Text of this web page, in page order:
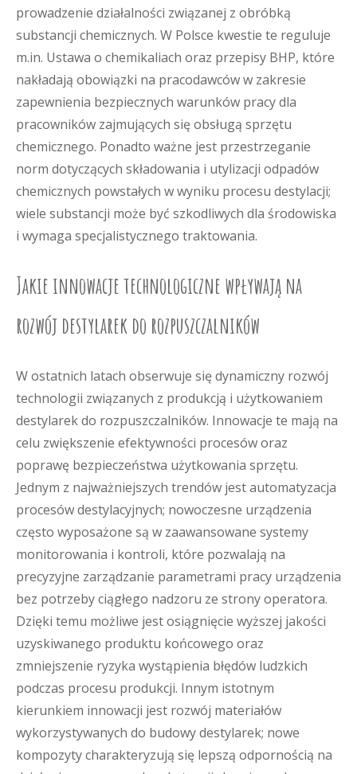
prowadzenie działalności związanej z obróbką
substancji chemicznych. W Polsce kwestie te reguluje
m.in. Ustawa o chemikaliach oraz przepisy BHP, które
nakładają obowiązki na pracodawców w zakresie
zapewnienia bezpiecznych warunków pracy dla
pracowników zajmujących się obsługą sprzętu
chemicznego. Ponadto ważne jest przestrzeganie
norm dotyczących składowania i utylizacji odpadów
chemicznych powstałych w wyniku procesu destylacji;
wiele substancji może być szkodliwych dla środowiska
i wymaga specjalistycznego traktowania.
Jakie innowacje technologiczne wpływają na
rozwój destylarek do rozpuszczalników
W ostatnich latach obserwuje się dynamiczny rozwój
technologii związanych z produkcją i użytkowaniem
destylarek do rozpuszczalników. Innowacje te mają na
celu zwiększenie efektywności procesów oraz
poprawę bezpieczeństwa użytkowania sprzętu.
Jednym z najważniejszych trendów jest automatyzacja
procesów destylacyjnych; nowoczesne urządzenia
często wyposażone są w zaawansowane systemy
monitorowania i kontroli, które pozwalają na
precyzyjne zarządzanie parametrami pracy urządzenia
bez potrzeby ciągłego nadzoru ze strony operatora.
Dzięki temu możliwe jest osiągnięcie wyższej jakości
uzyskiwanego produktu końcowego oraz
zmniejszenie ryzyka wystąpienia błędów ludzkich
podczas procesu produkcji. Innym istotnym
kierunkiem innowacji jest rozwój materiałów
wykorzystywanych do budowy destylarek; nowe
kompozyty charakteryzują się lepszą odpornością na